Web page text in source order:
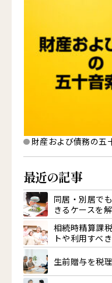
財産および債務の五
最近の記事
同居・別居で
きるケースを
相続時精算課
トや利用すべ
生前贈与を税